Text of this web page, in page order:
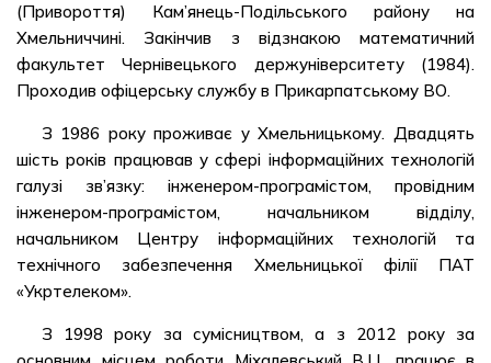
(Привороття) Кам’янець-Подільського району на
Хмельниччині. Закінчив з відзнакою математичний
факультет Чернівецького держуніверситету (1984).
Проходив офіцерську службу в Прикарпатському ВО.
З 1986 року проживає у Хмельницькому. Двадцять
шість років працював у сфері інформаційних технологій
галузі зв’язку: інженером-програмістом, провідним
інженером-програмістом, начальником відділу,
начальником Центру інформаційних технологій та
технічного забезпечення Хмельницької філії ПАТ
«Укртелеком».
З 1998 року за сумісництвом, а з 2012 року за